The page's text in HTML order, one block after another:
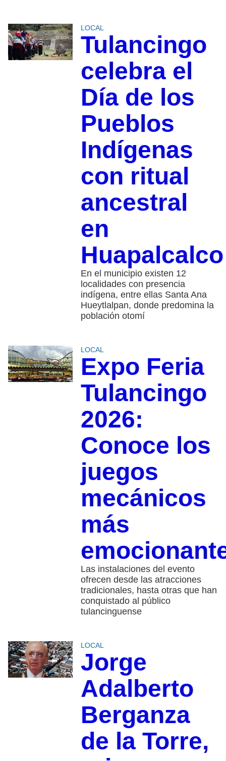
LOCAL
Tulancingo
celebra el
Día de los
Pueblos
Indígenas
con ritual
ancestral
en
Huapalcalco
En el municipio existen 12
localidades con presencia
indígena, entre ellas Santa Ana
Hueytlalpan, donde predomina la
población otomí
LOCAL
Expo Feria
Tulancingo
2026:
Conoce los
juegos
mecánicos
más
Las instalaciones del evento
ofrecen desde las atracciones
tradicionales, hasta otras que han
conquistado al público
tulancinguense
LOCAL
Jorge
Adalberto
Berganza
de la Torre,